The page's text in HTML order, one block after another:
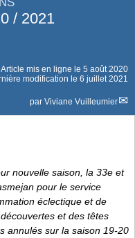
/ 2021
Article mis en ligne le 5 août 2020
modification le 6 juillet 2021
par Viviane Vuilleumier
nouvelle saison, la 33e et
pour le service
éclectique et de
et des têtes
annulés sur la saison 19-20